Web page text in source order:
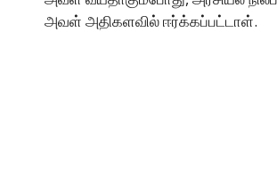
அவள் அதிகளவில் ஈர்க்கப்பட்டாள்.